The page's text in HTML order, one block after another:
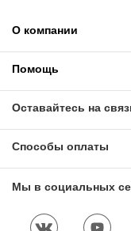
О компании
Помощь
Оставайтесь на
Способы оплаты
Мы в социальных